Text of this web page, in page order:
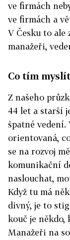
ve firmách
ve firmách a
V Česku to ale
manažeři,
Co tím
Z našeho
44 let a starší
špatné vedení.
orientovaná,
se na rozvoj
komunikační
naslouchat,
Když tu má
divný, je to
kouč je někdo,
Manažeři na